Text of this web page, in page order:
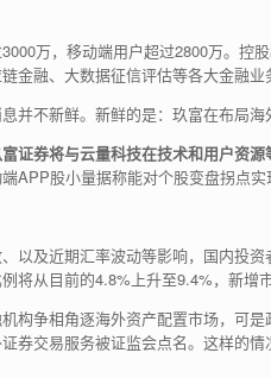
万，移动端用户超过2800万。控
金融、大数据征信评估等各大金融业
并不新鲜。新鲜的是：玖富在布局海
证券将与云量科技在技术和用户资源
APP股小量据称能对个股变盘拐点实
以及近期汇率波动等影响，国内投
将从目前的4.8%上升至9.4%，新增
构争相角逐海外资产配置市场，可
券交易服务被证监会点名。这样的